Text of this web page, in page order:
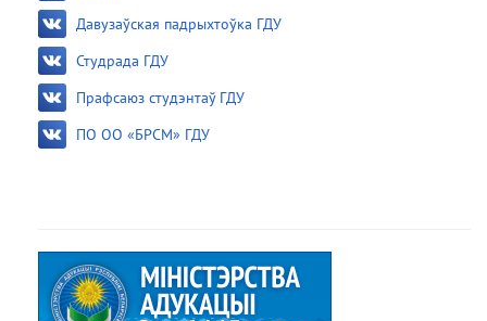
Давузаўская падрыхтоўка ГДУ
Студрада ГДУ
Прафсаюз студэнтаў ГДУ
ПО ОО «БРСМ» ГДУ